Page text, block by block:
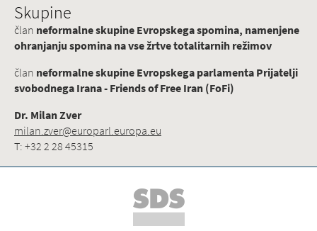
Skupine
član neformalne skupine Evropskega spomina, namenjene
ohranjanju spomina na vse žrtve totalitarnih režimov
član neformalne skupine Evropskega parlamenta Prijatelji
svobodnega Irana - Friends of Free Iran (FoFi)
Dr. Milan Zver
milan.zver@europarl.europa.eu
T: +32 2 28 45315